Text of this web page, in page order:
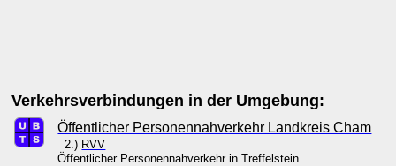
Verkehrsverbindungen in der Umgebung:
Öffentlicher Personennahverkehr Landkreis Cham
2.) RVV
Öffentlicher Personennahverkehr in Treffelstein